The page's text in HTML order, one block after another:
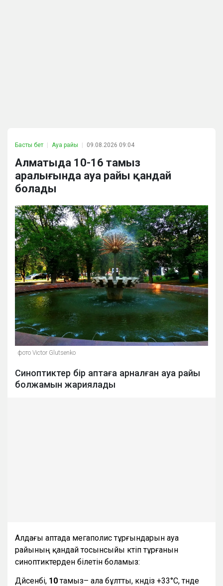
Басты бет Ауа райы 09.08.2026 09:04
Алматыда 10-16 тамыз
аралығында ауа райы қандай
болады
фото Victor Glutsenko
Синоптиктер бір аптаға арналған ауа райы
болжамын жариялады
Алдағы аптада мегаполис тұрғындарын ауа
райының қандай тосынсыйы күтіп тұрғанын
синоптиктерден білетін боламыз:
Дүйсенбі, 10тамыз– ала бұлтты, күндіз +33°С, түнде